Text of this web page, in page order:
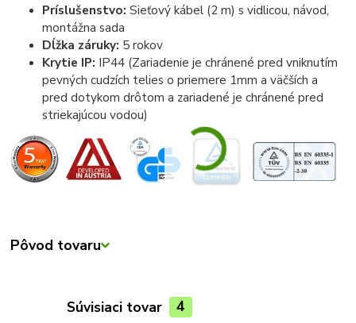
Príslušenstvo: Sieťový kábel (2 m) s vidlicou, návod,
montážna sada
Dĺžka záruky: 5 rokov
Krytie IP: IP44 (Zariadenie je chránené pred vniknutím
pevných cudzích telies o priemere 1mm a väčších a
pred dotykom drôtom a zariadené je chránené pred
striekajúcou vodou)
Pôvod tovaru
Súvisiaci tovar 4